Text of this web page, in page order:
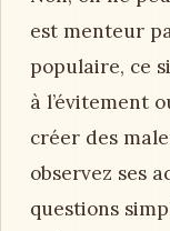
est menteur
populaire, ce
à l’évitement
créer des
observez ses
questions